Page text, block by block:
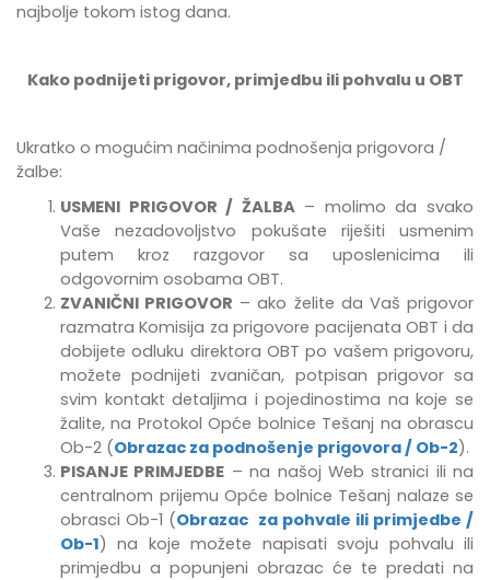
najbolje tokom istog dana.
Kako podnijeti prigovor, primjedbu ili pohvalu u OBT
Ukratko o mogućim načinima podnošenja prigovora /
žalbe:
USMENI PRIGOVOR / ŽALBA– molimo da svako
Vaše nezadovoljstvo pokušate riješiti usmenim
putem kroz razgovor sa uposlenicima ili
odgovornim osobama OBT.
ZVANIČNI PRIGOVOR – ako želite da Vaš prigovor
razmatra Komisija za prigovore pacijenata OBT i da
dobijete odluku direktora OBT po vašem prigovoru,
možete podnijeti zvaničan, potpisan prigovor sa
svim kontakt detaljima i pojedinostima na koje se
žalite, na Protokol Opće bolnice Tešanj na obrascu
Ob-2 (Obrazac za podnošenje prigovora / Ob-2).
PISANJE PRIMJEDBE –na našoj Web stranici ili na
centralnom prijemu Opće bolnice Tešanj nalaze se
obrasci Ob-1 (Obrazac za pohvale ili primjedbe /
Ob-1) na koje možete napisati svoju pohvalu ili
primjedbu a popunjeni obrazac će te predati na